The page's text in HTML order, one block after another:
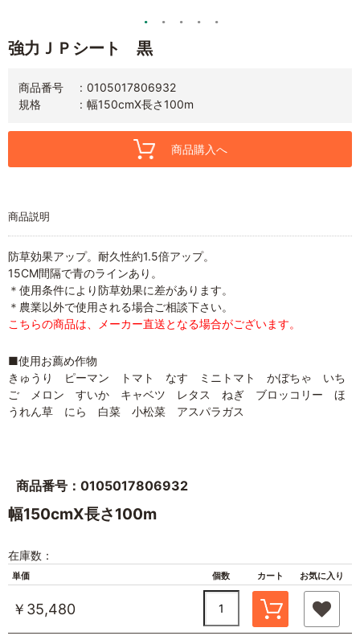
強力ＪＰシート 黒
商品番号
0105017806932
規格
幅150cmX長さ100m
商品購入へ
商品説明
防草効果アップ。耐久性約1.5倍アップ。
15CM間隔で青のラインあり。
＊使用条件により防草効果に差があります。
＊農業以外で使用される場合ご相談下さい。
こちらの商品は、メーカー直送となる場合がございます。
■使用お薦め作物
きゅうり ピーマン トマト なす ミニトマト かぼちゃ いち
ご メロン すいか キャベツ レタス ねぎ ブロッコリー ほ
うれん草 にら 白菜 小松菜 アスパラガス
商品番号：0105017806932
幅150cmX長さ100m
在庫数：
単価 個数 カート お気に入り
￥35,480